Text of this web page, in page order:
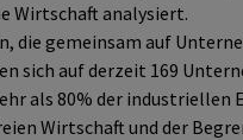
Wirtschaft analysiert.
gemeinsam auf
sich auf derzeit 169
als 80% der industriellen
Wirtschaft und der